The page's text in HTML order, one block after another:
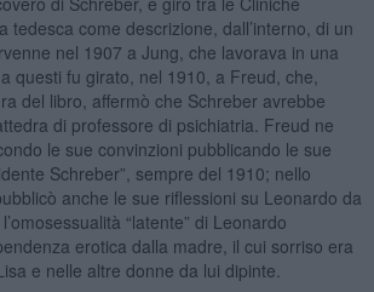
tedesca come descrizione, dall’interno, di un
nel 1907 a Jung, che lavorava in una
questi fu girato, nel 1910, a Freud, che,
del libro, affermò che Schreber avrebbe
di professore di psichiatria. Freud ne
le sue convinzioni pubblicando le sue
Schreber”, sempre del 1910; nello
anche le sue riflessioni su Leonardo da
“latente” di Leonardo
erotica dalla madre, il cui sorriso era
e nelle altre donne da lui dipinte.